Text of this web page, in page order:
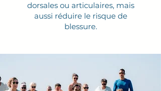
dorsales ou articulaires, mais
aussi réduire le risque de
blessure.